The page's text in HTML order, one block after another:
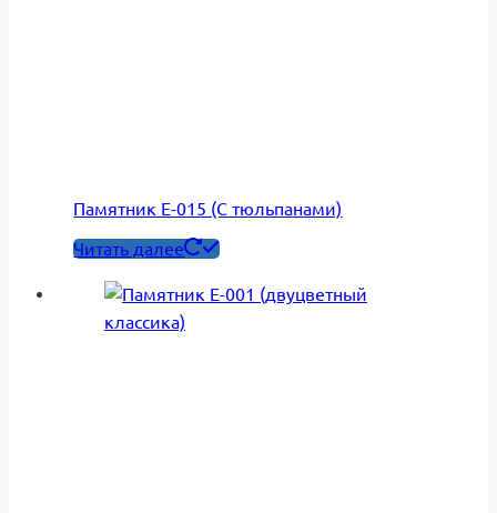
Памятник Е-015 (С тюльпанами)
Читать далее